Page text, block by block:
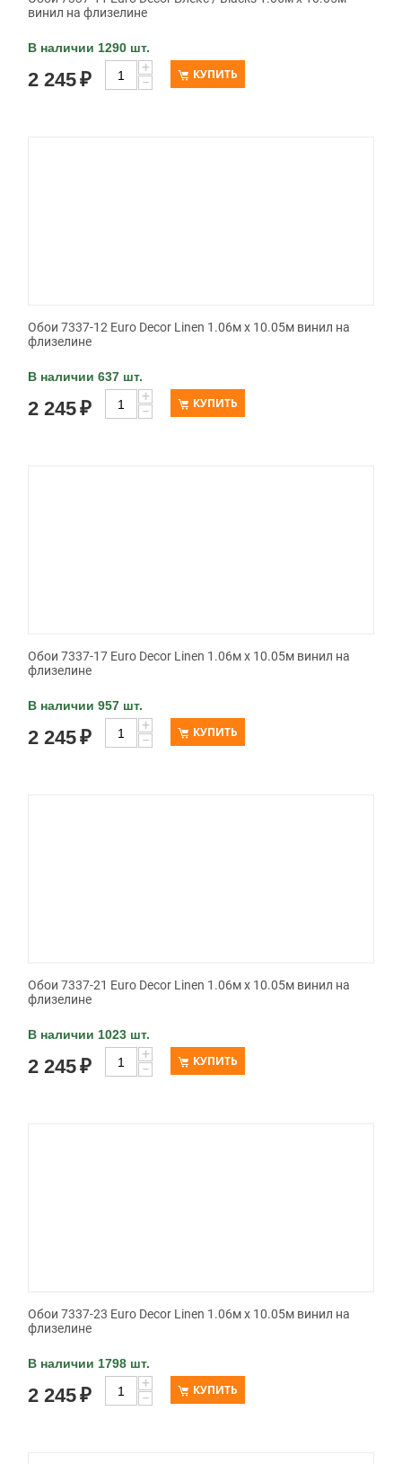
винил на флизелине
В наличии 1290 шт.
2 245₽
+
−
КУПИТЬ
Обои 7337-12 Euro Decor Linen 1.06м x 10.05м винил на
флизелине
В наличии 637 шт.
2 245₽
+
−
КУПИТЬ
Обои 7337-17 Euro Decor Linen 1.06м x 10.05м винил на
флизелине
В наличии 957 шт.
2 245₽
+
−
КУПИТЬ
Обои 7337-21 Euro Decor Linen 1.06м x 10.05м винил на
флизелине
В наличии 1023 шт.
2 245₽
+
−
КУПИТЬ
Обои 7337-23 Euro Decor Linen 1.06м x 10.05м винил на
флизелине
В наличии 1798 шт.
2 245₽
+
−
КУПИТЬ